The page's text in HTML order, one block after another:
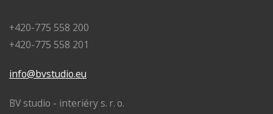
+420-775 558 200
+420-775 558 201
info@bvstudio.eu
BV studio - interiéry s. r. o.